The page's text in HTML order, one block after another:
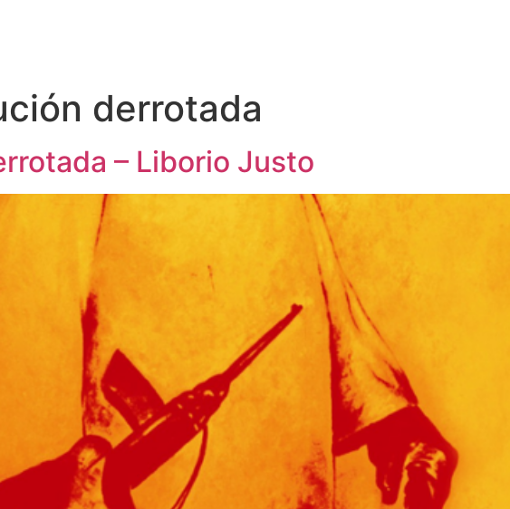
derrotada
– Liborio Justo